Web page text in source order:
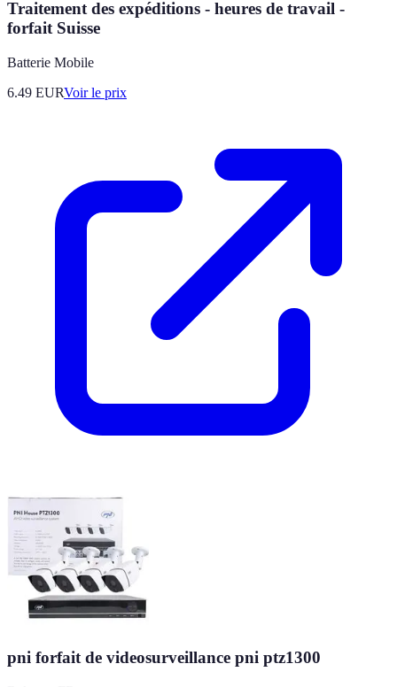
Traitement des expéditions - heures de travail -
forfait Suisse
Batterie Mobile
6.49 EURVoir le prix
pni forfait de videosurveillance pni ptz1300